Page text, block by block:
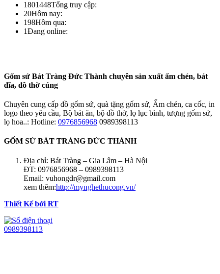
1801448Tổng truy cập:
20Hôm nay:
198Hôm qua:
1Đang online:
Gốm sứ Bát Tràng Đức Thành chuyên sản xuất ấm chén, bát
đĩa, đồ thờ cúng
Chuyên cung cấp đồ gốm sứ, quà tặng gốm sứ, Ấm chén, ca cốc, in
logo theo yêu cầu, Bộ bát ăn, bộ đồ thờ, lọ lục bình, tượng gốm sứ,
lọ hoa..: Hotline: 0976856968 0989398113
GỐM SỨ BÁT TRÀNG ĐỨC THÀNH
Địa chỉ: Bát Tràng – Gia Lâm – Hà Nội
ĐT: 0976856968 – 0989398113
Email: vuhongdr@gmail.com
xem thêm:http://mynghethucong.vn/
Thiết Kế bởi RT
0989398113